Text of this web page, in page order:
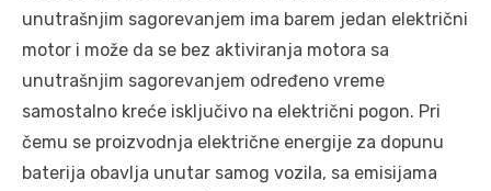
unutrašnjim sagorevanjem ima barem jedan električni
motor i može da se bez aktiviranja motora sa
unutrašnjim sagorevanjem određeno vreme
samostalno kreće isključivo na električni pogon. Pri
čemu se proizvodnja električne energije za dopunu
baterija obavlja unutar samog vozila, sa emisijama